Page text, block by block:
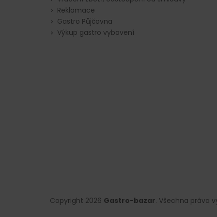
Reklamace
Gastro Půjčovna
Výkup gastro vybavení
Copyright 2026 Gastro-bazar. Všechna práva